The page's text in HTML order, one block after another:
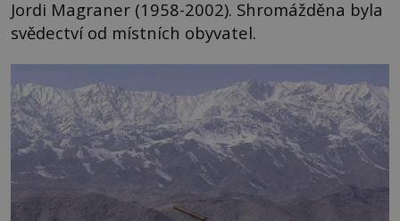
Jordi Magraner (1958-2002). Shromážděna byla
svědectví od místních obyvatel.